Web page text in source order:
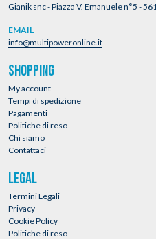
Gianik snc - Piazza V. Emanuele n°5 -
EMAIL
info@multipoweronline.it
SHOPPING
My account
Tempi di spedizione
Pagamenti
Politiche di reso
Chi siamo
Contattaci
LEGAL
Termini Legali
Privacy
Cookie Policy
Politiche di reso